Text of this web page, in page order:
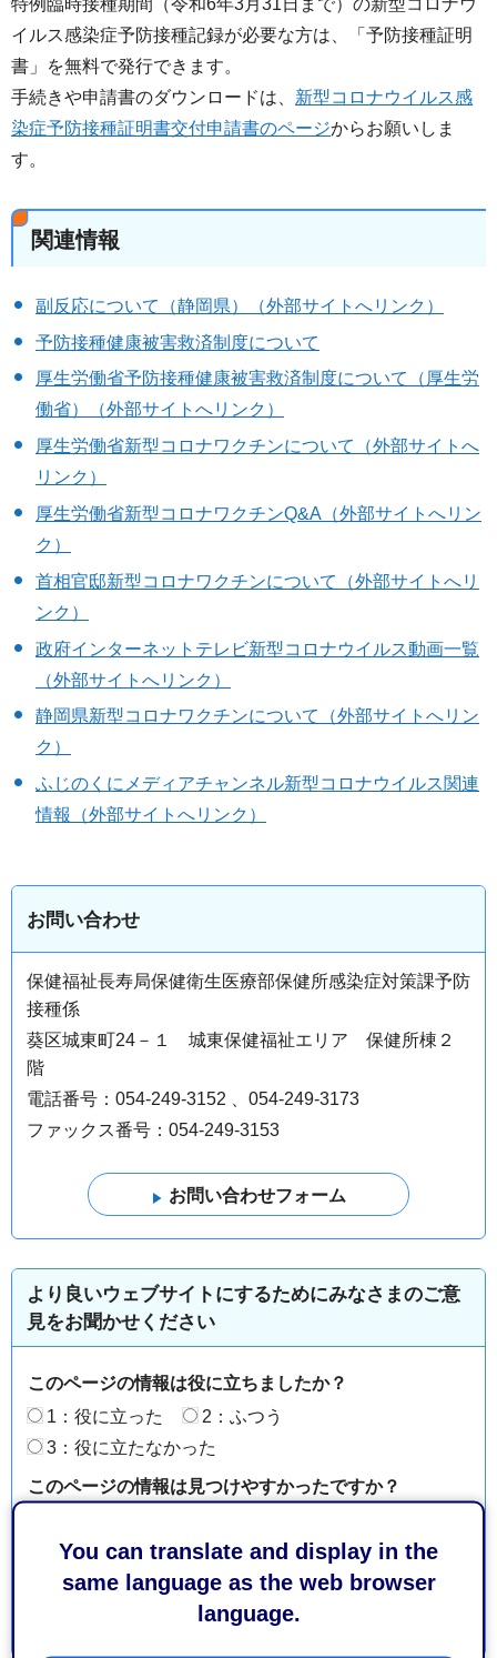
You can translate and display in the
same language as the web browser
language.
イルス感染症予防接種記録が必要な方は、「予防接種証明
書」を無料で発行できます。
手続きや申請書のダウンロードは、 新型コロナウイルス感
染症予防接種証明書交付申請書のページからお願いしま
す。
関連情報
副反応について（静岡県）（外部サイトへリンク）
予防接種健康被害救済制度について
厚生労働省予防接種健康被害救済制度について（厚生労
働省）（外部サイトへリンク）
厚生労働省新型コロナワクチンについて（外部サイトへ
リンク）
厚生労働省新型コロナワクチンQ&A（外部サイトへリン
ク）
首相官邸新型コロナワクチンについて（外部サイトへリ
ンク）
政府インターネットテレビ新型コロナウイルス動画一覧
（外部サイトへリンク）
静岡県新型コロナワクチンについて（外部サイトへリン
ク）
ふじのくにメディアチャンネル新型コロナウイルス関連
情報（外部サイトへリンク）
お問い合わせ
保健福祉長寿局保健衛生医療部保健所感染症対策課予防
接種係
葵区城東町24－１ 城東保健福祉エリア 保健所棟２
階
電話番号：054-249-3152 、054-249-3173
ファックス番号：054-249-3153
より良いウェブサイトにするためにみなさまのご意
見をお聞かせください
このページの情報は役に立ちましたか？
1：役に立った
2：ふつう
3：役に立たなかった
このページの情報は見つけやすかったですか？
3：見つけにくかった